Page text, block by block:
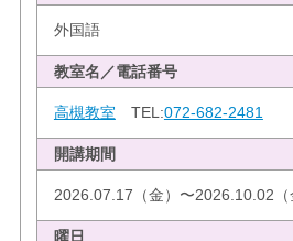
外国語
教室名／電話番号
高槻教室 TEL:072-682-2481
開講期間
2026.07.17（金）〜2026.10.02（
曜日